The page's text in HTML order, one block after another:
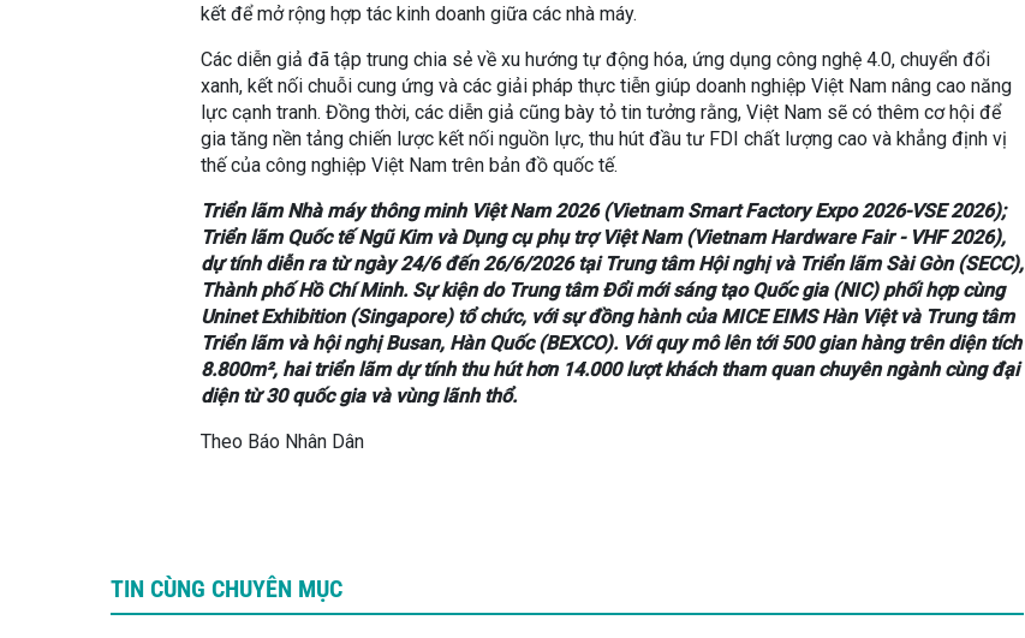
kết để mở rộng hợp tác kinh doanh giữa các nhà máy.
Các diễn giả đã tập trung chia sẻ về xu hướng tự động hóa, ứng dụng công nghệ 4.0, chuyển đổi
xanh, kết nối chuỗi cung ứng và các giải pháp thực tiễn giúp doanh nghiệp Việt Nam nâng cao năng
lực cạnh tranh. Đồng thời, các diễn giả cũng bày tỏ tin tưởng rằng, Việt Nam sẽ có thêm cơ hội để
gia tăng nền tảng chiến lược kết nối nguồn lực, thu hút đầu tư FDI chất lượng cao và khẳng định vị
thế của công nghiệp Việt Nam trên bản đồ quốc tế.
Triển lãm Nhà máy thông minh Việt Nam 2026 (Vietnam Smart Factory Expo 2026-VSE 2026);
Triển lãm Quốc tế Ngũ Kim và Dụng cụ phụ trợ Việt Nam (Vietnam Hardware Fair - VHF 2026),
dự tính diễn ra từ ngày 24/6 đến 26/6/2026 tại Trung tâm Hội nghị và Triển lãm Sài Gòn (SECC),
Thành phố Hồ Chí Minh. Sự kiện do Trung tâm Đổi mới sáng tạo Quốc gia (NIC) phối hợp cùng
Uninet Exhibition (Singapore) tổ chức, với sự đồng hành của MICE EIMS Hàn Việt và Trung tâm
Triển lãm và hội nghị Busan, Hàn Quốc (BEXCO). Với quy mô lên tới 500 gian hàng trên diện tích
8.800m², hai triển lãm dự tính thu hút hơn 14.000 lượt khách tham quan chuyên ngành cùng đại
diện từ 30 quốc gia và vùng lãnh thổ.
Theo Báo Nhân Dân
TIN CÙNG CHUYÊN MỤC